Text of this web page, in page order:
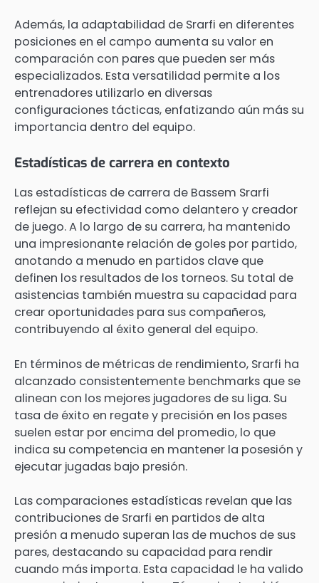
Además, la adaptabilidad de Srarfi en diferentes
posiciones en el campo aumenta su valor en
comparación con pares que pueden ser más
especializados. Esta versatilidad permite a los
entrenadores utilizarlo en diversas
configuraciones tácticas, enfatizando aún más su
importancia dentro del equipo.
Estadísticas de carrera en contexto
Las estadísticas de carrera de Bassem Srarfi
reflejan su efectividad como delantero y creador
de juego. A lo largo de su carrera, ha mantenido
una impresionante relación de goles por partido,
anotando a menudo en partidos clave que
definen los resultados de los torneos. Su total de
asistencias también muestra su capacidad para
crear oportunidades para sus compañeros,
contribuyendo al éxito general del equipo.
En términos de métricas de rendimiento, Srarfi ha
alcanzado consistentemente benchmarks que se
alinean con los mejores jugadores de su liga. Su
tasa de éxito en regate y precisión en los pases
suelen estar por encima del promedio, lo que
indica su competencia en mantener la posesión y
ejecutar jugadas bajo presión.
Las comparaciones estadísticas revelan que las
contribuciones de Srarfi en partidos de alta
presión a menudo superan las de muchos de sus
pares, destacando su capacidad para rendir
cuando más importa. Esta capacidad le ha valido